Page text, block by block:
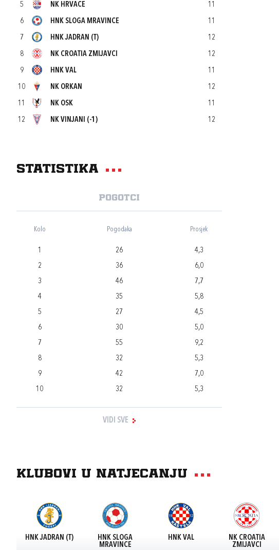
5 NK HRVACE 11
6 HNK SLOGA MRAVINCE 11
7 HNK JADRAN (T) 12
8 NK CROATIA ZMIJAVCI 12
9 HNK VAL 11
10 NK ORKAN 12
11 NK OSK 11
12 NK VINJANI (-1) 12
Statistika
Pogotci
Kolo Pogodaka Prosjek
1 26
4,3
2
36
6,0
3
46
7,7
4
35
5,8
5
27
4,5
6
30
5,0
7
55
9,2
8
32
5,3
9
42
7,0
10
32 5,3
VIDI SVE
Klubovi u natjecanju
HNK JADRAN (T)
HNK SLOGA
MRAVINCE
HNK VAL
NK CROATIA
ZMIJAVCI